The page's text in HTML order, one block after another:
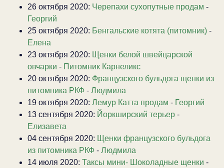
26 октября 2020: Черепахи сухопутные продам -
Георгий
25 октября 2020: Бенгальские котята (питомник) -
Елена
23 октября 2020: Щенки белой швейцарской
овчарки - Питомник Карнеликс
20 октября 2020: Французского бульдога щенки из
питомника РКФ - Людмила
19 октября 2020: Лемур Катта продам - Георгий
13 сентября 2020: Йоркширский терьер -
Елизавета
04 сентября 2020: Щенки французского бульдога
из питомника РКФ - Людмила
14 июля 2020: Таксы мини- Шоколадные щенки -